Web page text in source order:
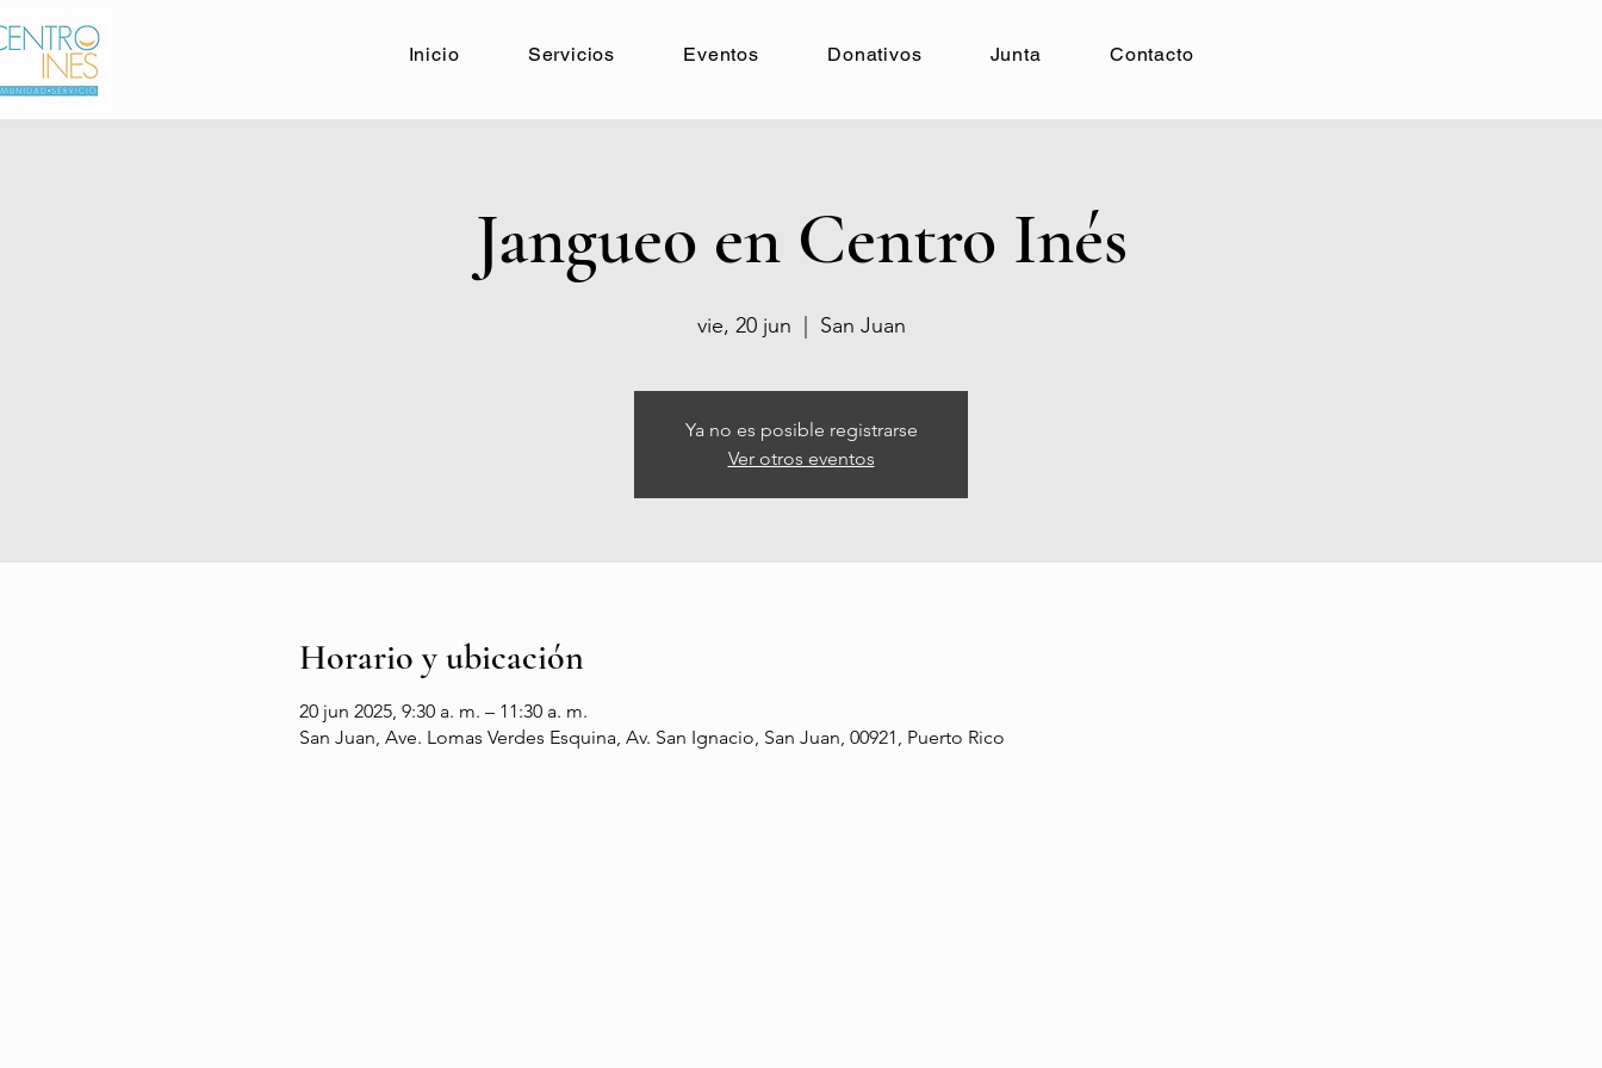
Inicio Servicios Eventos Donativos Junta Contacto
Jangueo en Centro Inés
vie, 20 jun San Juan
Ya no es posible registrarse
Ver otros eventos
Horario y ubicación
20 jun 2025, 9:30 a. m. – 11:30 a. m.
San Juan, Ave. Lomas Verdes Esquina, Av. San Ignacio, San Juan, 00921, Puerto Rico